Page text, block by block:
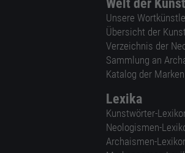
Welt der
Unsere
Übersicht der
Verzeichnis der
Sammlung an
Katalog der
Lexika
Kunstwörter-
Neologismen-
Archaismen-